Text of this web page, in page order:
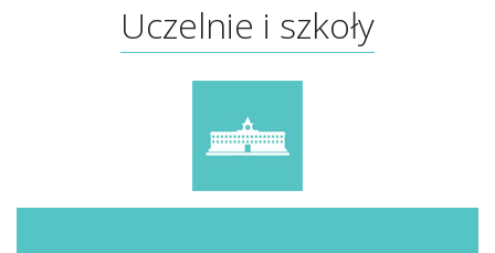
Uczelnie i szkoły